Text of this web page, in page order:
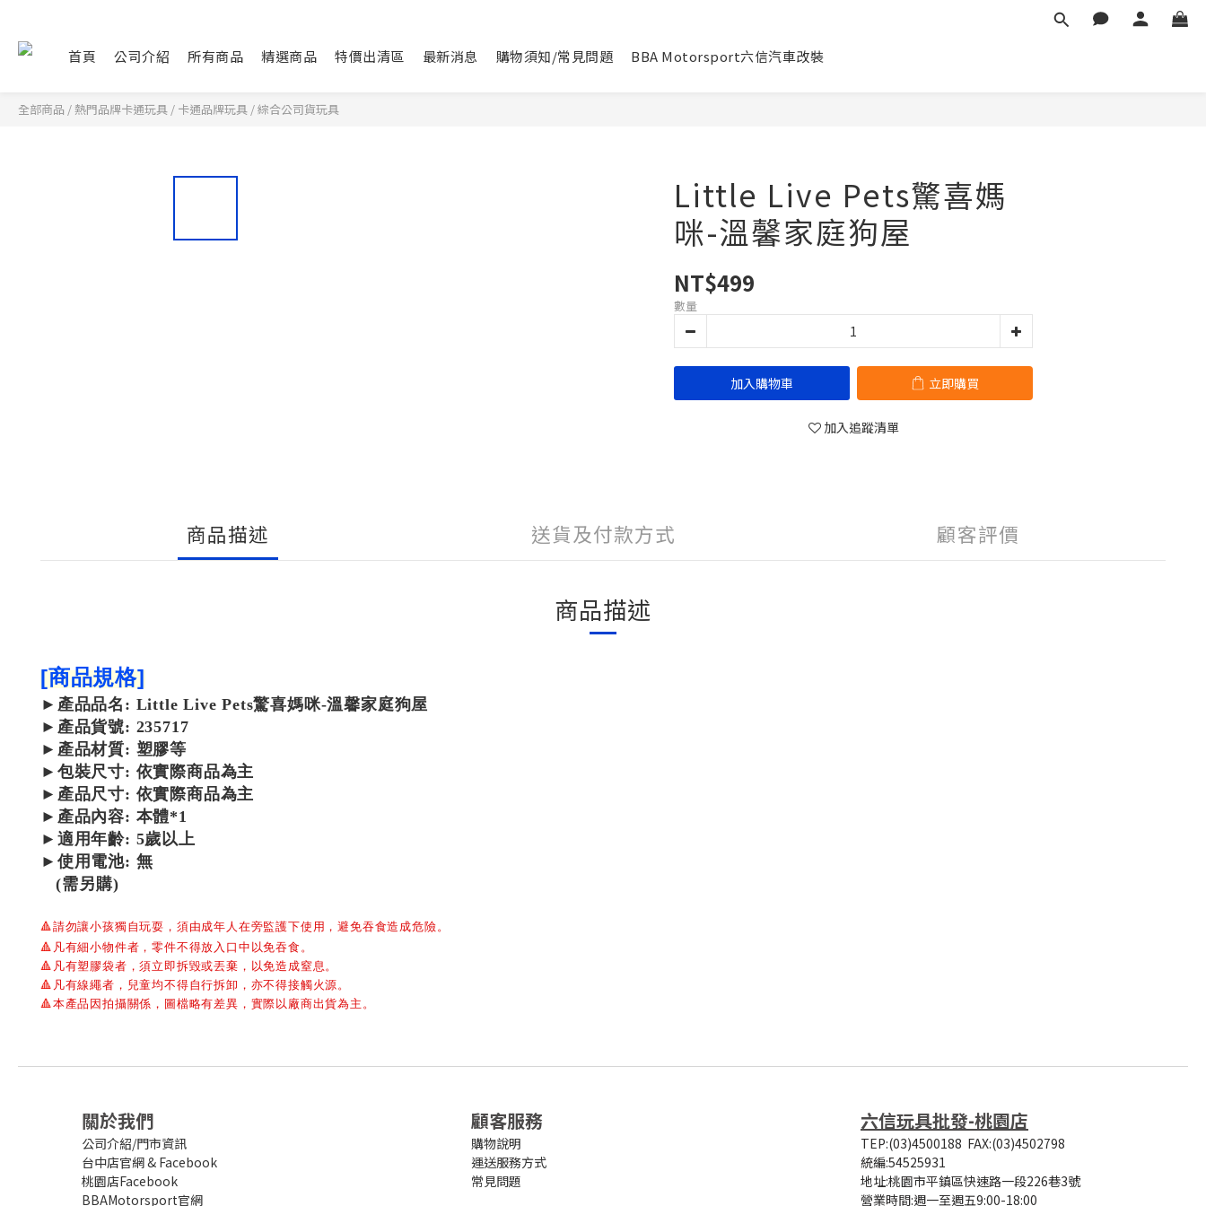
首頁 公司介紹 所有商品 精選商品 特價出清區 最新消息 購物須知/常見問題 BBA Motorsport六信汽車改裝
全部商品 /熱門品牌卡通玩具 / 卡通品牌玩具 /綜合公司貨玩具
Little Live Pets驚喜媽
咪-溫馨家庭狗屋
NT$499
數量
加入購物車 立即購買
加入追蹤清單
商品描述 送貨及付款方式 顧客評價
商品描述
[商品規格]
► 產品品名: Little Live Pets驚喜媽咪-溫馨家庭狗屋
► 產品貨號: 235717
► 產品材質: 塑膠等
►包裝尺寸: 依實際商品為主
►產品尺寸: 依實際商品為主
►產品內容: 本體*1
►適用年齡: 5歲以上
►使用電池: 無
(需另購)
🔺請勿讓小孩獨自玩耍，須由成年人在旁監護下使用，避免吞食造成危險。
🔺 凡有細小物件者，零件不得放入口中以免吞食。
🔺 凡有塑膠袋者，須立即拆毀或丟棄，以免造成窒息。
🔺 凡有線繩者，兒童均不得自行拆卸，亦不得接觸火源。
🔺本產品因拍攝關係，圖檔略有差異，實際以廠商出貨為主。
關於我們
公司介紹/門市資訊
台中店官網& Facebook
桃園店Facebook
BBAMotorsport官網
顧客服務
購物說明
運送服務方式
常見問題
六信玩具批發-桃園店
TEP:(03)4500188 FAX:(03)4502798
統編:54525931
地址:桃園市平鎮區快速路一段226巷3號
營業時間:週一至週五9:00-18:00